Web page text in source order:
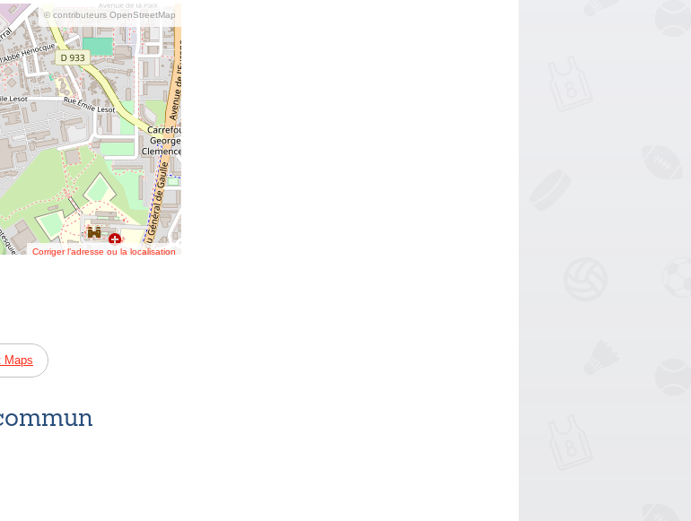
© contributeurs OpenStreetMap
Corriger l’adresse ou la localisation
Maps